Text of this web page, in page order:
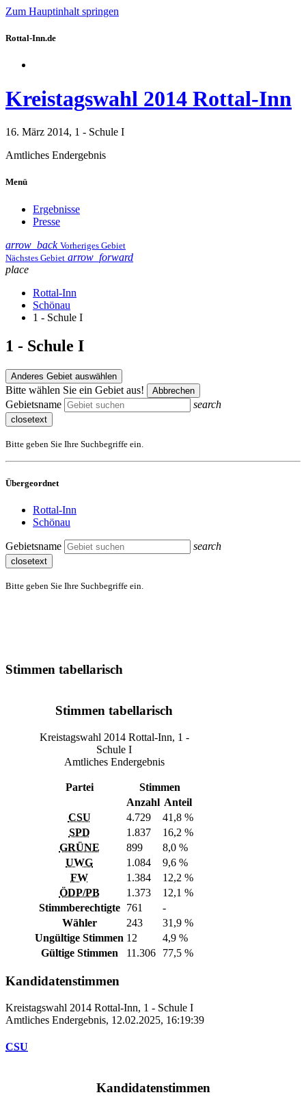
Zum Hauptinhalt springen
Rottal-Inn.de
Kreistagswahl 2014 Rottal-Inn
16. März 2014, 1 - Schule I
Amtliches Endergebnis
Menü
Ergebnisse
Presse
arrow_back Vorheriges Gebiet
Nächstes Gebiet arrow_forward
place
Rottal-Inn
Schönau
1 - Schule I
1 - Schule I
Anderes Gebiet auswählen
Bitte wählen Sie ein Gebiet aus! Abbrechen
Gebietsname search
closetext
Bitte geben Sie Ihre Suchbegriffe ein.
Übergeordnet
Rottal-Inn
Schönau
Gebietsname search
closetext
Bitte geben Sie Ihre Suchbegriffe ein.
Stimmen tabellarisch
Stimmen tabellarisch
Kreistagswahl 2014 Rottal-Inn, 1 -
Schule I
Amtliches Endergebnis
Partei
Stimmen
Anzahl Anteil
CSU
4.729
41,8 %
SPD
1.837
16,2 %
GRÜNE
899
8,0 %
UWG
1.084
9,6 %
FW
1.384
12,2 %
ÖDP/PB
1.373
12,1 %
Stimmberechtigte
761
-
Wähler
243
31,9 %
Ungültige Stimmen 12
4,9 %
Gültige Stimmen
11.306 77,5 %
Kandidatenstimmen
Kreistagswahl 2014 Rottal-Inn, 1 - Schule I
Amtliches Endergebnis, 12.02.2025, 16:19:39
CSU
Kandidatenstimmen